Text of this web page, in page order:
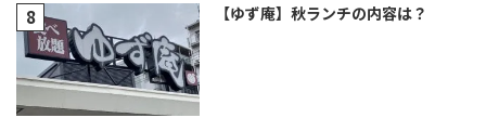
【ゆず庵】秋ランチの内容は？